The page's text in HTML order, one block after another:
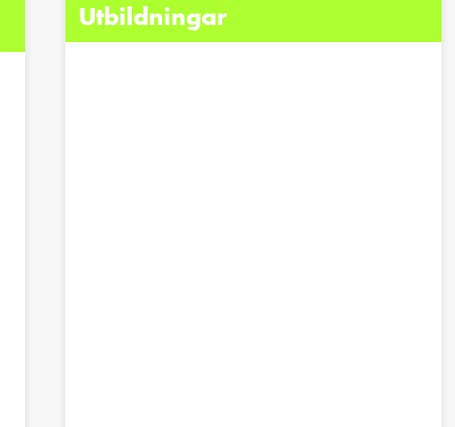
Utbildningar